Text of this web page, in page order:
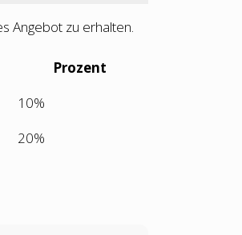
Angebot zu erhalten.
Prozent
10%
20%